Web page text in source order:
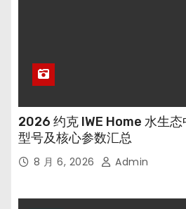
2026 约克 IWE Home 水生
型号及核心参数汇总
8 月 6, 2026 Admin